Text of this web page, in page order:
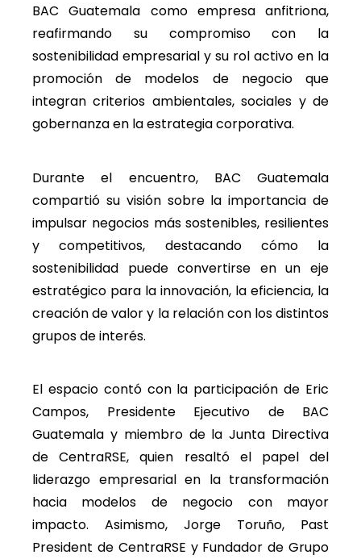
BAC Guatemala como empresa anfitriona,
reafirmando su compromiso con la
sostenibilidad empresarial y su rol activo en la
promoción de modelos de negocio que
integran criterios ambientales, sociales y de
gobernanza en la estrategia corporativa.
Durante el encuentro, BAC Guatemala
compartió su visión sobre la importancia de
impulsar negocios más sostenibles, resilientes
y competitivos, destacando cómo la
sostenibilidad puede convertirse en un eje
estratégico para la innovación, la eficiencia, la
creación de valor y la relación con los distintos
grupos de interés.
El espacio contó con la participación de Eric
Campos, Presidente Ejecutivo de BAC
Guatemala y miembro de la Junta Directiva
de CentraRSE, quien resaltó el papel del
liderazgo empresarial en la transformación
hacia modelos de negocio con mayor
impacto. Asimismo, Jorge Toruño, Past
President de CentraRSE y Fundador de Grupo